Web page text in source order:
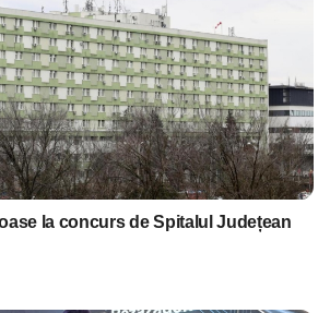
la concurs de Spitalul Județean